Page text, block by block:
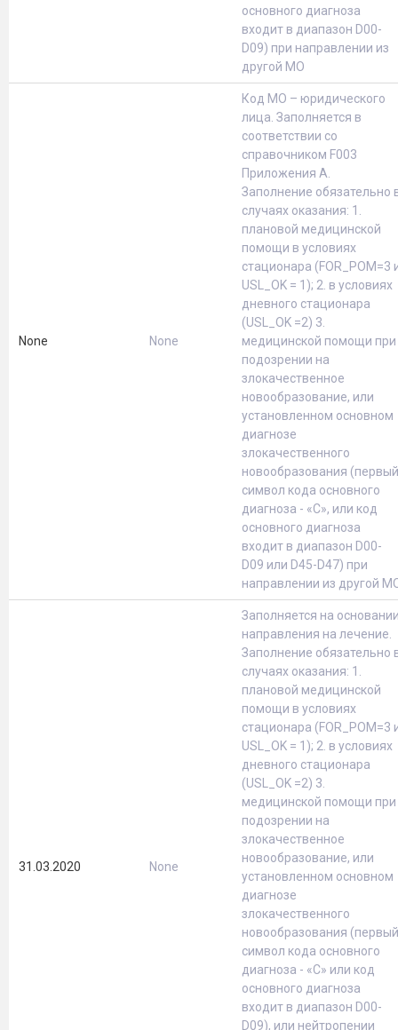
основного диагноза
входит в диапазон D00-
D09) при направлении из
другой МО
None None
Код МО – юридического
лица. Заполняется в
соответствии со
справочником F003
Приложения А.
Заполнение обязательно
случаях оказания: 1.
плановой медицинской
помощи в условиях
стационара (FOR_POM=3
USL_OK = 1); 2. в условиях
дневного стационара
(USL_OK =2) 3.
медицинской помощи при
подозрении на
злокачественное
новообразование, или
установленном основном
диагнозе
злокачественного
новообразования (первый
символ кода основного
диагноза - «С», или код
основного диагноза
входит в диапазон D00-
D09 или D45-D47) при
направлении из другой
31.03.2020 None
Заполняется на
направления на лечение.
Заполнение обязательно
случаях оказания: 1.
плановой медицинской
помощи в условиях
стационара (FOR_POM=3
USL_OK = 1); 2. в условиях
дневного стационара
(USL_OK =2) 3.
медицинской помощи при
подозрении на
злокачественное
новообразование, или
установленном основном
диагнозе
злокачественного
новообразования (первый
символ кода основного
диагноза - «С» или код
основного диагноза
входит в диапазон D00-
D09), или нейтропении